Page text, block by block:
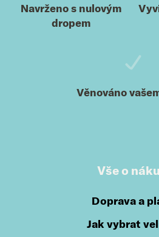
Navrženo s nulovým
dropem
Věnováno
Vše o
Doprava a
Jak vybrat